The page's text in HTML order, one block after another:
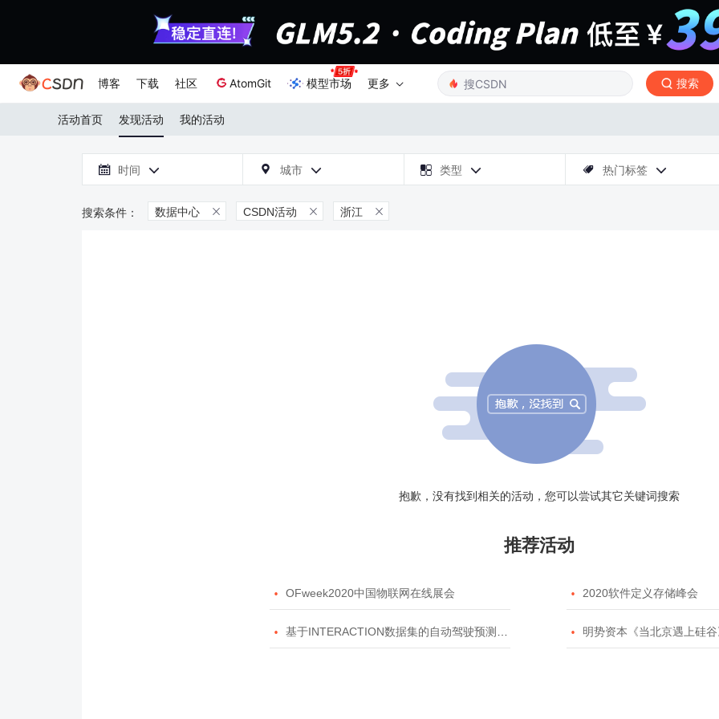
博客 下载 社区 AtomGit 模型市场 更多 搜索
活动首页 发现活动 我的活动
 时间   城市   类型   热门标签 
数据中心  CSDN活动  浙江 
抱歉，没有找到相关的活动，您可以尝试其它关键词搜索
推荐活动
 OFweek2020中国物联网在线展会  2020软件定义存储峰会
 基于INTERACTION数据集的自动驾驶预测模型挑战赛  明势资本《当北京遇上硅谷》系列